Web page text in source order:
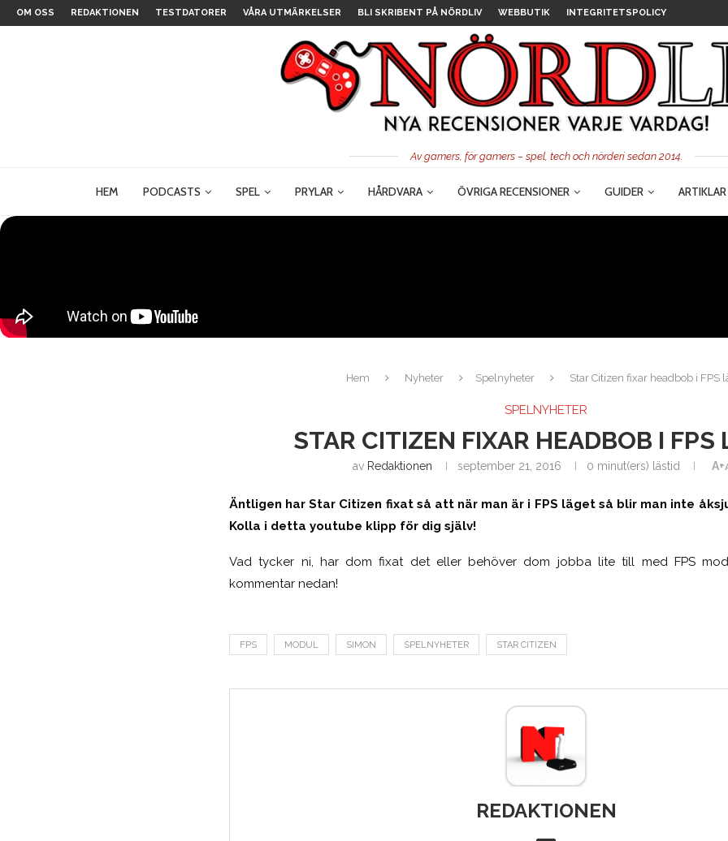
OM OSS REDAKTIONEN TESTDATORER VÅRA UTMÄRKELSER BLI SKRIBENT PÅ NÖRDLIV WEBBUTIK INTEGRITETSPOLICY
Av gamers, för gamers – spel, tech och nörderi sedan 2014.
HEM PODCASTS SPEL PRYLAR HÅRDVARA ÖVRIGA RECENSIONER GUIDER ARTIKLAR
Hem Nyheter Spelnyheter Star Citizen fixar headbob i FPS
SPELNYHETER
STAR CITIZEN FIXAR HEADBOB I FPS
av Redaktionen september 21, 2016 0 minut(ers) lästid A+
Äntligen har Star Citizen fixat så att när man är i FPS läget så blir man inte
Kolla i detta youtube klipp för dig själv!
Vad tycker ni, har dom fixat det eller behöver dom jobba lite till med FPS
kommentar nedan!
FPS MODUL SIMON SPELNYHETER STAR CITIZEN
REDAKTIONEN